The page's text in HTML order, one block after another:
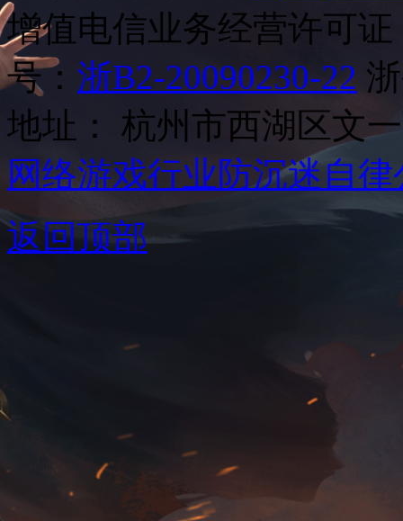
增值电信业务经营许可证
号： 浙B2-20090230-22
地址： 杭州市西湖区文
网络游戏行业防沉迷自律
返回顶部